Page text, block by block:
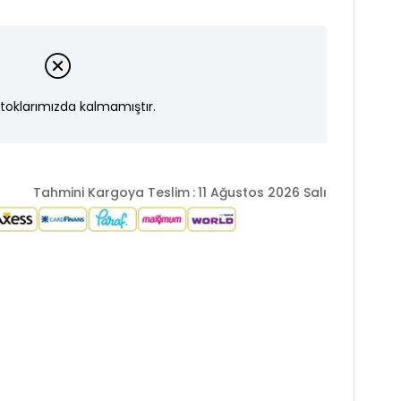
kalmamıştır.
Tahmini Kargoya Teslim :11 Ağustos 2026 Salı